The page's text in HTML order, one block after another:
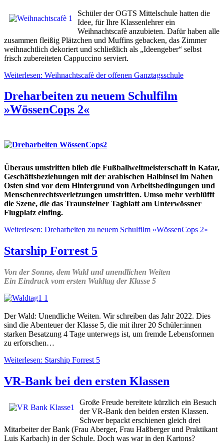
Schüler der OGTS Mittelschule hatten die
Idee, für Ihre Klassenlehrer ein
Weihnachtscafè anzubieten. Dafür haben alle
zusammen fleißig Plätzchen und Muffins gebacken, das Zimmer
weihnachtlich dekoriert und schließlich als „Ideengeber“ selbst
frisch zubereiteten Cappuccino serviert.
Weiterlesen: Weihnachtscafè der offenen Ganztagsschule
Dreharbeiten zu neuem Schulfilm
»WössenCops 2«
Überaus umstritten blieb die Fußballweltmeisterschaft in Katar,
Geschäftsbeziehungen mit der arabischen Halbinsel im Nahen
Osten sind vor dem Hintergrund von Arbeitsbedingungen und
Menschenrechtsverletzungen umstritten. Umso mehr verblüfft
die Szene, die das Traunsteiner Tagblatt am Unterwössner
Flugplatz einfing.
Weiterlesen: Dreharbeiten zu neuem Schulfilm »WössenCops 2«
Starship Forrest 5
Von der Sonne, dem Wald und unendlichen Weiten
Ein Eindruck vom ersten Waldtag der Klasse 5
Der Wald: Unendliche Weiten. Wir schreiben das Jahr 2022. Dies
sind die Abenteuer der Klasse 5, die mit ihrer 20 Schüler:innen
starken Besatzung 4 Tage unterwegs ist, um fremde Lebensformen
zu erforschen…
Weiterlesen: Starship Forrest 5
VR-Bank bei den ersten Klassen
Große Freude bereitete kürzlich ein Besuch
der VR-Bank den beiden ersten Klassen.
Schwer bepackt erschienen gleich drei
Mitarbeiter der Bank (Frau Aberger, Frau Haßberger und Praktikant
Luis Karbach) in der Schule. Doch was war in den Kartons?